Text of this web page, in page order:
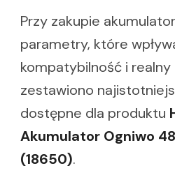
Przy zakupie
parametry, które
kompatybilność i realny
zestawiono
dostępne dla produktu
Akumulator Ogniwo
(18650).